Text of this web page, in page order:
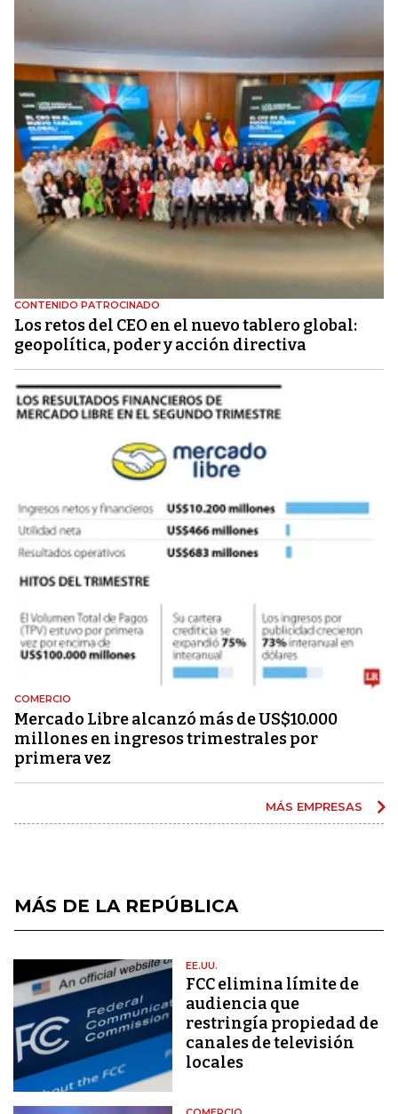
CONTENIDO PATROCINADO
Los retos del CEO en el nuevo tablero global:
geopolítica, poder y acción directiva
COMERCIO
Mercado Libre alcanzó más de US$10.000
millones en ingresos trimestrales por
primera vez
MÁS EMPRESAS
MÁS DE LA REPÚBLICA
EE.UU.
FCC elimina límite de
audiencia que
restringía propiedad de
canales de televisión
locales